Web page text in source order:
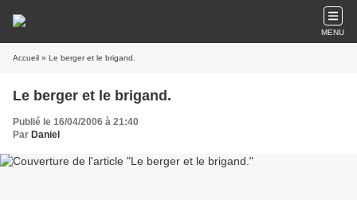
MENU
Accueil » Le berger et le brigand.
Le berger et le brigand.
Publié le 16/04/2006 à 21:40
Par Daniel